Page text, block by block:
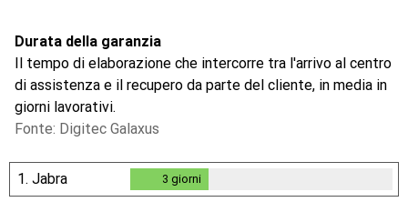
Durata della garanzia
Il tempo di elaborazione che intercorre tra l'arrivo al centro
di assistenza e il recupero da parte del cliente, in media in
giorni lavorativi.
Fonte: Digitec Galaxus
1. Jabra 3 giorni